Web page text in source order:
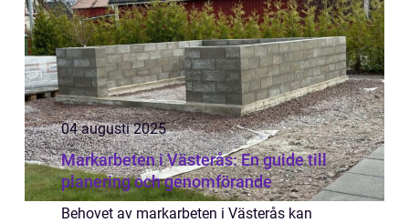
04 augusti 2025
Markarbeten i Västerås: En guide till
planering och genomförande
Behovet av markarbeten i Västerås kan